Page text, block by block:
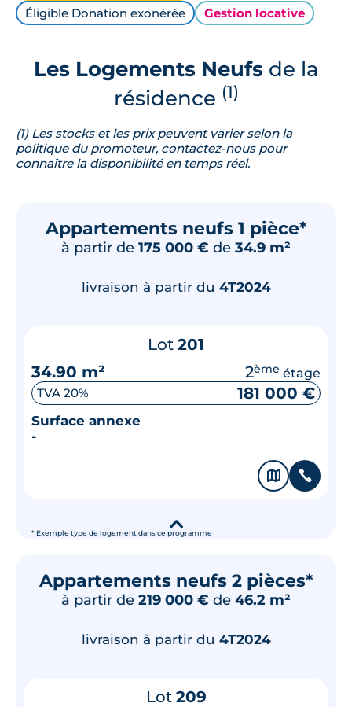
Éligible Donation exonérée
Gestion locative
Les Logements Neufsde la
résidence (1)
(1) Les stocks et les prix peuvent varier selon la
politique du promoteur, contactez-nous pour
connaître la disponibilité en temps réel.
Appartements neufs 1 pièce*
à partir de 175 000 € de 34.9 m²
* Exemple type de logement dans ce programme
livraison à partir du 4T2024
Lot 201
34.90 m²
2ème étage
TVA 20% 181 000 €
Surface annexe
-
🗞 📞
▾
Appartements neufs 2 pièces*
à partir de 219 000 € de 46.2 m²
livraison à partir du 4T2024
Lot 209